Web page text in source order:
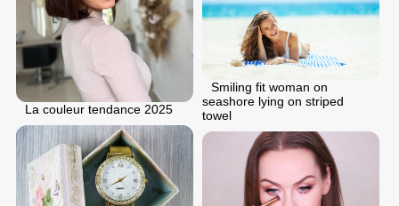
La couleur tendance 2025
Smiling fit woman on
seashore lying on striped
towel